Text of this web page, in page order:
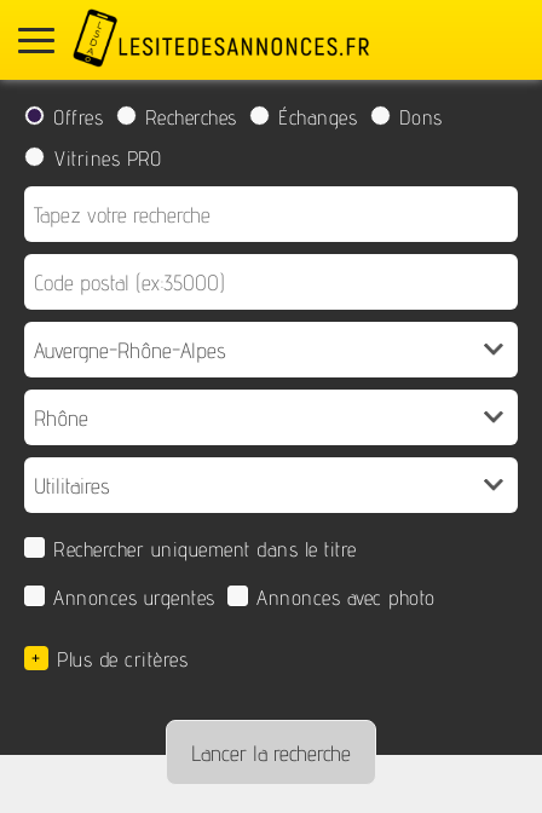
Offres Recherches Échanges
Dons
Vitrines PRO
Rechercher uniquement dans le titre
Annonces urgentes
Annonces avec photo
+ Plus de critères